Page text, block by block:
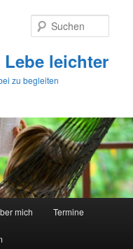
leichter
zu begleiten
mich Termine